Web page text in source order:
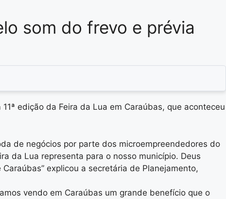
som do frevo e prévia
edição da Feira da Lua em Caraúbas, que aconteceu
de negócios por parte dos microempreendedores do
da Lua representa para o nosso município. Deus
explicou a secretária de Planejamento,
vendo em Caraúbas um grande benefício que o